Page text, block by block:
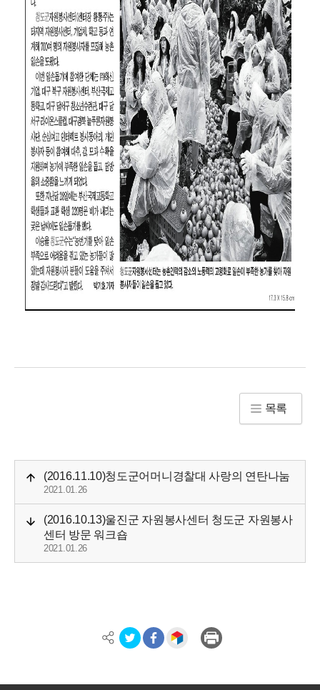
목록
(2016.11.10)청도군어머니경찰대 사랑의 연탄나눔
2021.01.26
(2016.10.13)울진군 자원봉사센터 청도군 자원봉사
센터 방문 워크숍
2021.01.26